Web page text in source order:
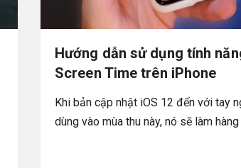
Hướng dẫn sử dụng tính
Screen Time trên iPhone
Khi bản cập nhật iOS 12 đến với tay
dùng vào mùa thu này, nó sẽ làm hàng